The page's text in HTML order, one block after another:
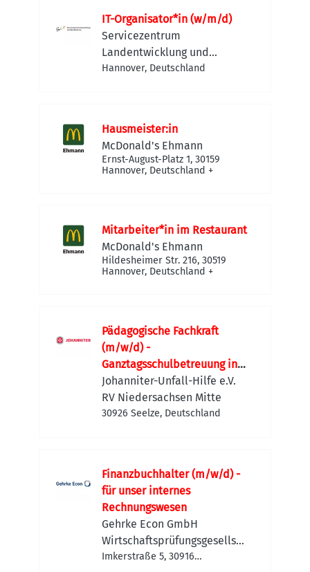
IT-Organisator*in (w/m/d)
Servicezentrum
Landentwicklung und
Agrarförderung
Hannover, Deutschland
Hausmeister:in
McDonald's Ehmann
Ernst-August-Platz 1, 30159
Hannover, Deutschland +
Mitarbeiter*in im Restaurant
McDonald's Ehmann
Hildesheimer Str. 216, 30519
Hannover, Deutschland +
Pädagogische Fachkraft
(m/w/d) -
Ganztagsschulbetreuung in
Seelze
Johanniter-Unfall-Hilfe e.V.
RV Niedersachsen Mitte
30926 Seelze, Deutschland
Finanzbuchhalter (m/w/d) -
für unser internes
Rechnungswesen
Gehrke Econ GmbH
Wirtschaftsprüfungsgesellsch
aft
Imkerstraße 5, 30916